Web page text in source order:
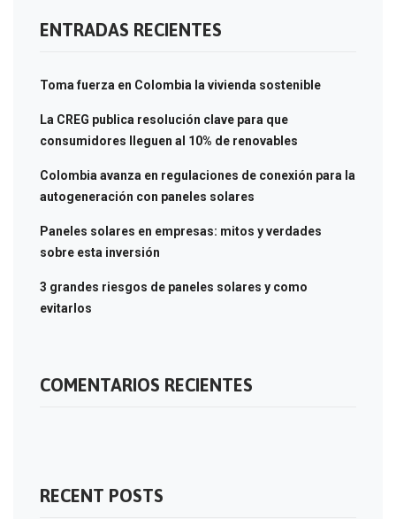
ENTRADAS RECIENTES
Toma fuerza en Colombia la vivienda sostenible
La CREG publica resolución clave para que
consumidores lleguen al 10% de renovables
Colombia avanza en regulaciones de conexión para la
autogeneración con paneles solares
Paneles solares en empresas: mitos y verdades
sobre esta inversión
3 grandes riesgos de paneles solares y como
evitarlos
COMENTARIOS RECIENTES
RECENT POSTS